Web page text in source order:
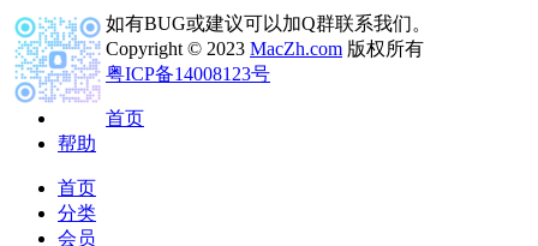
如有BUG或建议可以加Q群联系我们。
Copyright © 2023 MacZh.com 版权所有
粤ICP备14008123号
首页
帮助
首页
分类
会员